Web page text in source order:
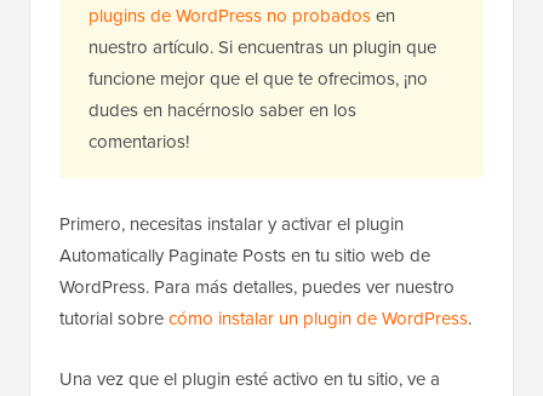
plugins de WordPress no probadosen
nuestro artículo. Si encuentras un plugin que
funcione mejor que el que te ofrecimos, ¡no
dudes en hacérnoslo saber en los
comentarios!
Primero, necesitas instalar y activar el plugin
Automatically Paginate Posts en tu sitio web de
WordPress. Para más detalles, puedes ver nuestro
tutorial sobrecómo instalar un plugin de WordPress.
Una vez que el plugin esté activo en tu sitio, ve a